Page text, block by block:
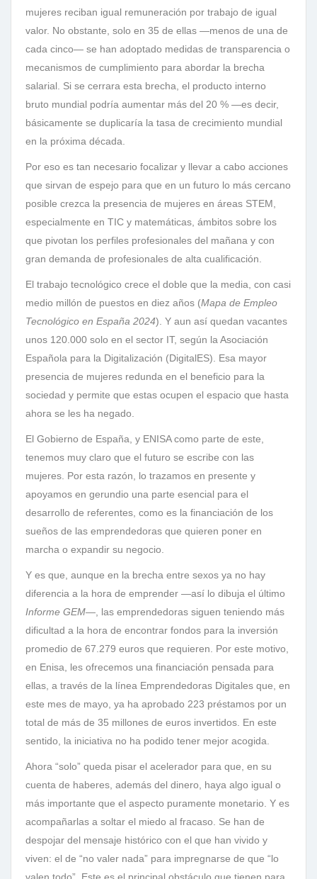
mujeres reciban igual remuneración por trabajo de igual
valor. No obstante, solo en 35 de ellas —menos de una de
cada cinco— se han adoptado medidas de transparencia o
mecanismos de cumplimiento para abordar la brecha
salarial. Si se cerrara esta brecha, el producto interno
bruto mundial podría aumentar más del 20 % —es decir,
básicamente se duplicaría la tasa de crecimiento mundial
en la próxima década.
Por eso es tan necesario focalizar y llevar a cabo acciones
que sirvan de espejo para que en un futuro lo más cercano
posible crezca la presencia de mujeres en áreas STEM,
especialmente en TIC y matemáticas, ámbitos sobre los
que pivotan los perfiles profesionales del mañana y con
gran demanda de profesionales de alta cualificación.
El trabajo tecnológico crece el doble que la media, con casi
medio millón de puestos en diez años (Mapa de Empleo
Tecnológico en España 2024). Y aun así quedan vacantes
unos 120.000 solo en el sector IT, según la Asociación
Española para la Digitalización (DigitalES). Esa mayor
presencia de mujeres redunda en el beneficio para la
sociedad y permite que estas ocupen el espacio que hasta
ahora se les ha negado.
El Gobierno de España, y ENISA como parte de este,
tenemos muy claro que el futuro se escribe con las
mujeres. Por esta razón, lo trazamos en presente y
apoyamos en gerundio una parte esencial para el
desarrollo de referentes, como es la financiación de los
sueños de las emprendedoras que quieren poner en
marcha o expandir su negocio.
Y es que, aunque en la brecha entre sexos ya no hay
diferencia a la hora de emprender —así lo dibuja el último
Informe GEM—, las emprendedoras siguen teniendo más
dificultad a la hora de encontrar fondos para la inversión
promedio de 67.279 euros que requieren. Por este motivo,
en Enisa, les ofrecemos una financiación pensada para
ellas, a través de la línea Emprendedoras Digitales que, en
este mes de mayo, ya ha aprobado 223 préstamos por un
total de más de 35 millones de euros invertidos. En este
sentido, la iniciativa no ha podido tener mejor acogida.
Ahora “solo” queda pisar el acelerador para que, en su
cuenta de haberes, además del dinero, haya algo igual o
más importante que el aspecto puramente monetario. Y es
acompañarlas a soltar el miedo al fracaso. Se han de
despojar del mensaje histórico con el que han vivido y
viven: el de “no valer nada” para impregnarse de que “lo